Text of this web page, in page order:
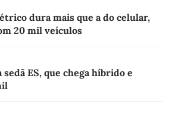
dura mais que a do celular,
20 mil veículos
ES, que chega híbrido e